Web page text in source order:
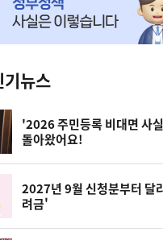
뉴스
'2026 주민등록 비대면 사
돌아왔어요!
2027년 9월 신청분부터 달
려금'